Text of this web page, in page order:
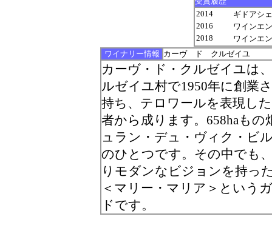
2014
ギドアシ
2016
ワインエ
2018
ワインエ
ワイナリー情報 カーヴ ド クルゼイユ
カーヴ・ド・クルゼイユは
ルゼイユ村で1950年に創業
持ち、テロワールを表現し
者から成ります。658haも
ュラン・デュ・ヴィク・ビ
のひとつです。その中でも
りモダンなビジョンを持っ
＜マリー・マリア＞という
ドです。